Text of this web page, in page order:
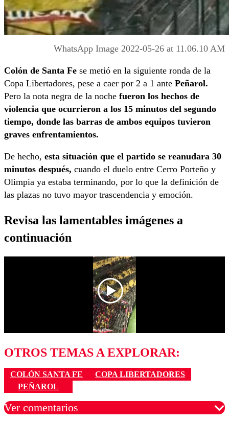
WhatsApp Image 2022-05-26 at 11.06.10 AM
Colón de Santa Fe se metió en la siguiente ronda de la
Copa Libertadores, pese a caer por 2 a 1 ante Peñarol.
Pero la nota negra de la noche fueron los hechos de
violencia que ocurrieron a los 15 minutos del segundo
tiempo, donde las barras de ambos equipos tuvieron
graves enfrentamientos.
De hecho, esta situación que el partido se reanudara 30
minutos después, cuando el duelo entre Cerro Porteño y
Olimpia ya estaba terminando, por lo que la definición de
las plazas no tuvo mayor trascendencia y emoción.
Revisa las lamentables imágenes a
continuación
OTROS TEMAS A EXPLORAR:
COLÓN SANTA FE
COPA LIBERTADORES
PEÑAROL
Ver comentarios